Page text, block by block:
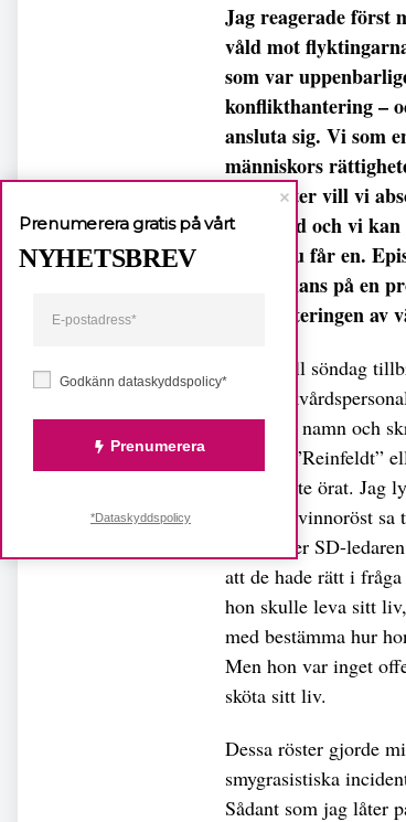
Jag reagerade först
våld mot
som var
konflikthantering –
ansluta sig. Vi som
människors
rättigheter vill vi
en bostad och vi
till att du får en.
tillsammans på en
nedmonteringen av
Natten till söndag
höra
Sjöstedts namn och
vi säger ”Reinfeldt”
jag skärpte örat. Jag
En ung kvinnoröst
framträder SD-
att de hade rätt i
hon skulle leva sitt
med bestämma hur
Men hon var inget
sköta sitt liv.
Dessa röster gjorde
smygrasistiska
Sådant som jag låter
Godkänn dataskyddspolicy*
Prenumerera
Prenumerera gratis på vårt
NYHETSBREV
*Dataskyddspolicy